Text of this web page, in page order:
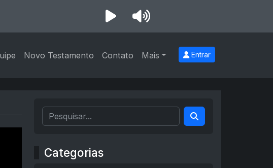
Novo Testamento Contato Mais Entrar
Categorias